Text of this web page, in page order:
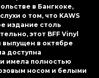
в Бангкоке,
о том, что KAWS
издание столь
этот BFF Vinyl
в октябре
доступна
и имела полностью
носом и белыми